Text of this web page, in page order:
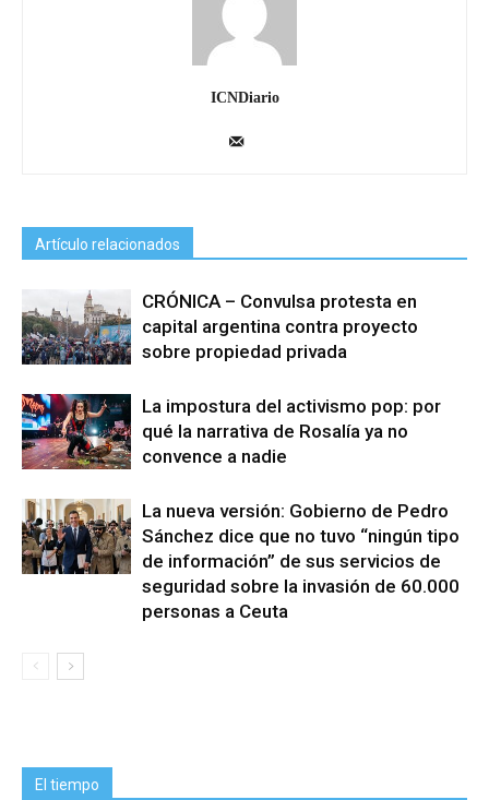
ICNDiario
Artículo relacionados
CRÓNICA – Convulsa protesta en
capital argentina contra proyecto
sobre propiedad privada
La impostura del activismo pop: por
qué la narrativa de Rosalía ya no
convence a nadie
La nueva versión: Gobierno de Pedro
Sánchez dice que no tuvo “ningún tipo
de información” de sus servicios de
seguridad sobre la invasión de 60.000
personas a Ceuta
El tiempo